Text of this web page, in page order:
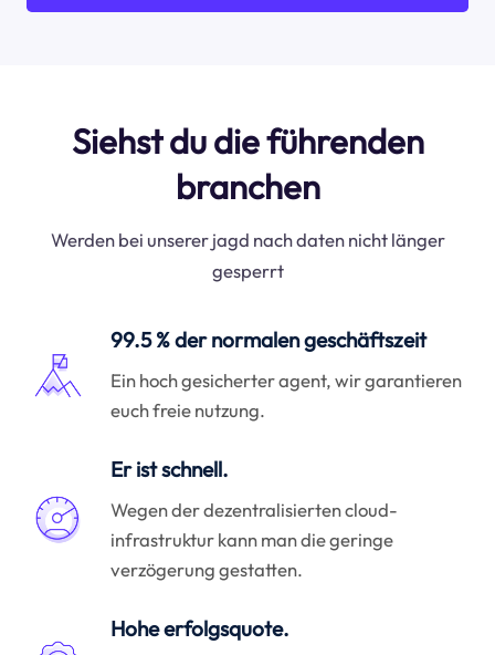
Siehst du die führenden
branchen
Werden bei unserer jagd nach daten nicht länger
gesperrt
99.5 % der normalen geschäftszeit
Ein hoch gesicherter agent, wir garantieren
euch freie nutzung.
Er ist schnell.
Wegen der dezentralisierten cloud-
infrastruktur kann man die geringe
verzögerung gestatten.
Hohe erfolgsquote.